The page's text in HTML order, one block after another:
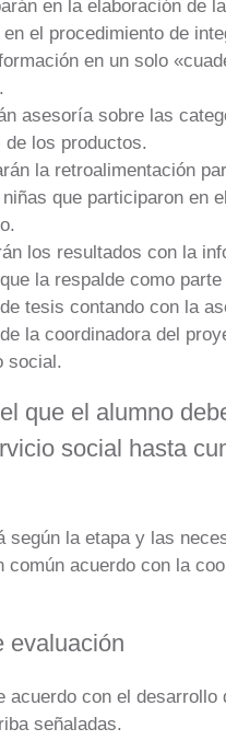
en la elaboración de
el procedimiento de
en un solo
asesoría sobre las
de los productos.
la retroalimentación
que participaron en el
los resultados con la
la respalde como
tesis contando con la
la coordinadora del
social.
que el alumno
social hasta
según la etapa y las
común acuerdo con la
evaluación
acuerdo con el desarrollo
señaladas.